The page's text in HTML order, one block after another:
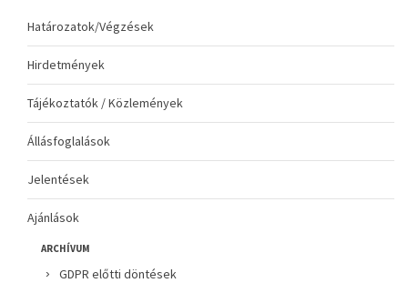
Határozatok/Végzések
Hirdetmények
Tájékoztatók / Közlemények
Állásfoglalások
Jelentések
Ajánlások
ARCHÍVUM
GDPR előtti döntések